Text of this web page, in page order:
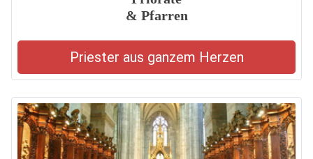
& Pfarren
Priester aus ganzem Herzen